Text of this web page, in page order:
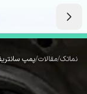
نماتک/مقالات/پمپ